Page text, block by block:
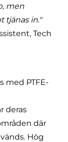
men
tjänas in."
Tech
med PTFE-
deras
där
Hög